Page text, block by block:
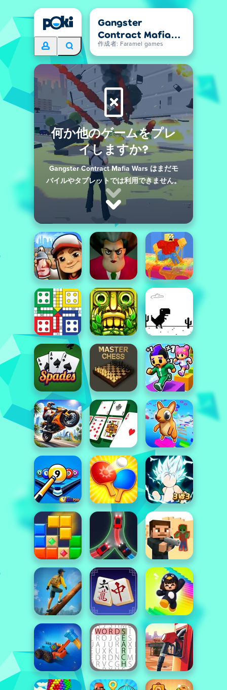
Gangster
Contract Mafia
Wars
作成者: Faramel games
何か他のゲームをプレ
イしますか?
Gangster Contract Mafia Wars はまだモ
バイルやタブレットでは利用できません。